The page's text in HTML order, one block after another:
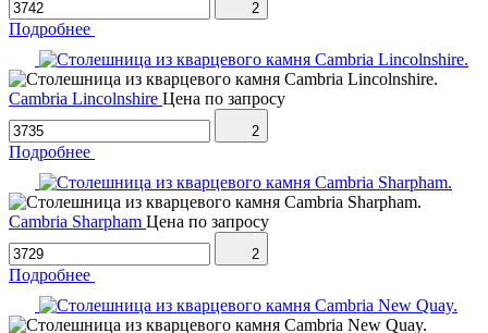
2
Подробнее
Cambria Lincolnshire Цена по запросу
2
Подробнее
Cambria Sharpham Цена по запросу
2
Подробнее